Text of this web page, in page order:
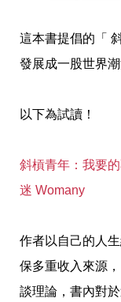
這本書提倡的「
發展成一股世界潮
以下為試讀！
斜槓青年：我要
迷 Womany
作者以自己的人
保多重收入來源
談理論，書內對